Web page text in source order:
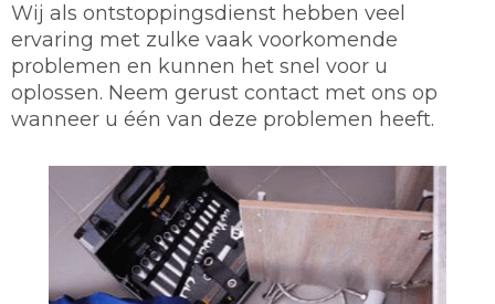
Wij als ontstoppingsdienst hebben veel
ervaring met zulke vaak voorkomende
problemen en kunnen het snel voor u
oplossen. Neem gerust contact met ons op
wanneer u één van deze problemen heeft.